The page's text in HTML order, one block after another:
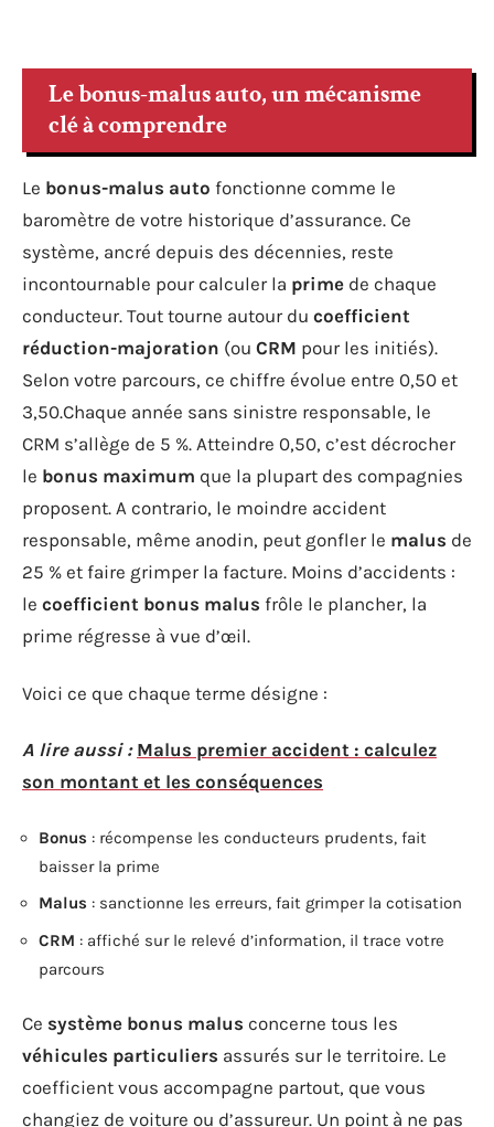
Le bonus-malus auto, un mécanisme
clé à comprendre
Le bonus-malus auto fonctionne comme le
baromètre de votre historique d’assurance. Ce
système, ancré depuis des décennies, reste
incontournable pour calculer la prime de chaque
conducteur. Tout tourne autour du coefficient
réduction-majoration (ou CRM pour les initiés).
Selon votre parcours, ce chiffre évolue entre 0,50 et
3,50.Chaque année sans sinistre responsable, le
CRM s’allège de 5 %. Atteindre 0,50, c’est décrocher
le bonus maximum que la plupart des compagnies
proposent. A contrario, le moindre accident
responsable, même anodin, peut gonfler le malus de
25 % et faire grimper la facture. Moins d’accidents :
le coefficient bonus malus frôle le plancher, la
prime régresse à vue d’œil.
Voici ce que chaque terme désigne :
A lire aussi : Malus premier accident : calculez
son montant et les conséquences
Bonus : récompense les conducteurs prudents, fait
baisser la prime
Malus : sanctionne les erreurs, fait grimper la cotisation
CRM : affiché sur le relevé d’information, il trace votre
parcours
Ce système bonus malus concerne tous les
véhicules particuliers assurés sur le territoire. Le
coefficient vous accompagne partout, que vous
changiez de voiture ou d’assureur. Un point à ne pas